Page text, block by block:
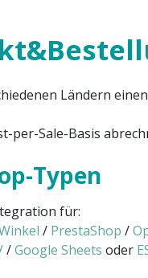
Ländern
per-Sale-Basis
Typen
für:
/ PrestaShop /
/Google Sheets oder